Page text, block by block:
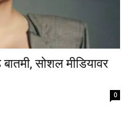
सोशल मीडियावर
0